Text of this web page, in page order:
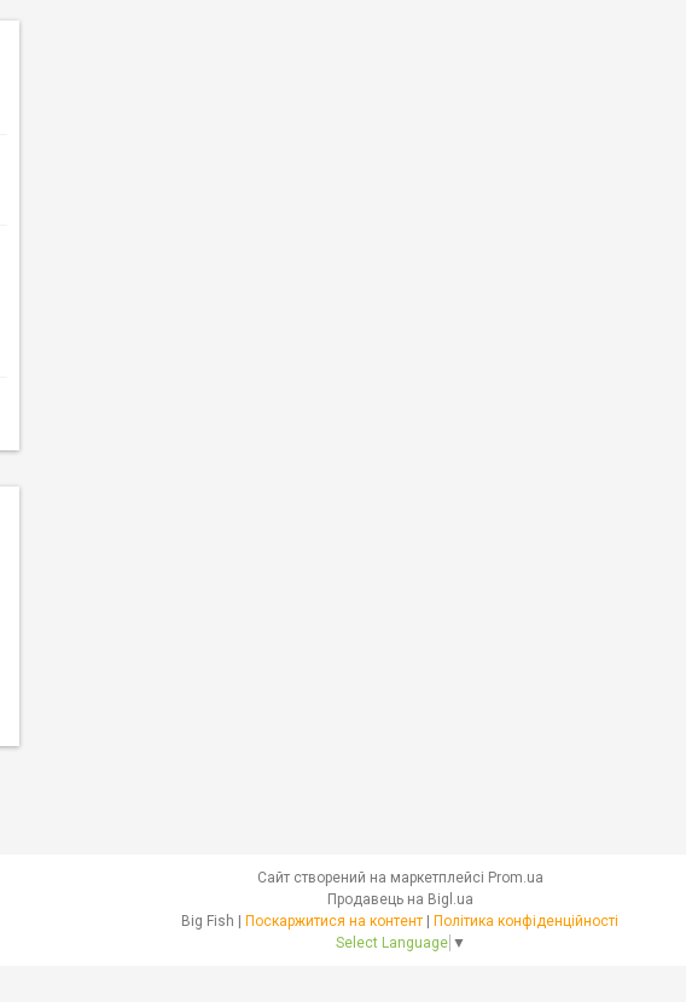
Сайт створений на маркетплейсі Prom.ua
Продавець на Bigl.ua
Big Fish | Поскаржитися на контент | Політика конфіденційності
Select Language ▼